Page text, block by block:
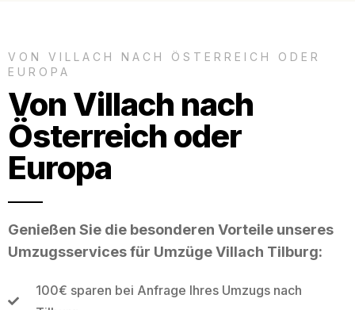
VON VILLACH NACH ÖSTERREICH ODER
EUROPA
Von Villach nach
Österreich oder
Europa
Genießen Sie die besonderen Vorteile unseres
Umzugsservices für Umzüge Villach Tilburg:
100€ sparen bei Anfrage Ihres Umzugs nach